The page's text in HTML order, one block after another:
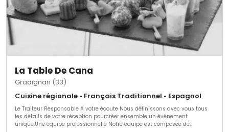
La Table De Cana
Gradignan (33)
Cuisine régionale • Français Traditionnel • Espagnol
Le Traiteur Responsable A votre écoute Nous définissons avec vous tous
les détails de votre réception pourcréer ensemble un événement
unique.Une équipe professionnelle Notre équipe est composée de